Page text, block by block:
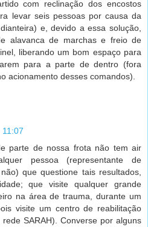
com reclinação dos encostos
levar seis pessoas por causa da
e, devido a essa solução,
alavanca de marchas e freio de
liberando um bom espaço para
para a parte de dentro (fora
acionamento desses comandos).
parte de nossa frota não tem air
pessoa (representante de
que questione tais resultados,
que visite qualquer grande
na área de trauma, durante um
visite um centro de reabilitação
SARAH). Converse por alguns